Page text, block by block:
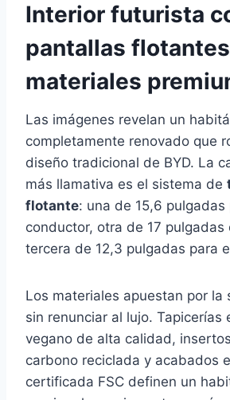
Interior futurista
pantallas
materiales
Las imágenes revelan un
completamente renovado que
diseño tradicional de BYD. La
más llamativa es el sistema de
flotante: una de 15,6 pulgadas
conductor, otra de 17 pulgadas
tercera de 12,3 pulgadas para
Los materiales apuestan por la
sin renunciar al lujo. Tapicerías
vegano de alta calidad,
carbono reciclada y acabados
certificada FSC definen un